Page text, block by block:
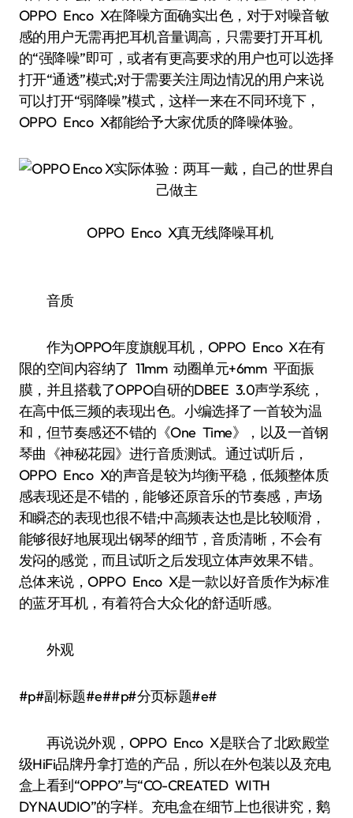
OPPO Enco X在降噪方面确实出色，对于对噪音敏
感的用户无需再把耳机音量调高，只需要打开耳机
的“强降噪”即可，或者有更高要求的用户也可以选择
打开“通透”模式;对于需要关注周边情况的用户来说
可以打开“弱降噪”模式，这样一来在不同环境下，
OPPO Enco X都能给予大家优质的降噪体验。
OPPO Enco X真无线降噪耳机
音质
作为OPPO年度旗舰耳机，OPPO Enco X在有
限的空间内容纳了 11mm 动圈单元+6mm 平面振
膜，并且搭载了OPPO自研的DBEE 3.0声学系统，
在高中低三频的表现出色。小编选择了一首较为温
和，但节奏感还不错的《One Time》，以及一首钢
琴曲《神秘花园》进行音质测试。通过试听后，
OPPO Enco X的声音是较为均衡平稳，低频整体质
感表现还是不错的，能够还原音乐的节奏感，声场
和瞬态的表现也很不错;中高频表达也是比较顺滑，
能够很好地展现出钢琴的细节，音质清晰，不会有
发闷的感觉，而且试听之后发现立体声效果不错。
总体来说，OPPO Enco X是一款以好音质作为标准
的蓝牙耳机，有着符合大众化的舒适听感。
外观
#p#副标题#e##p#分页标题#e#
再说说外观，OPPO Enco X是联合了北欧殿堂
级HiFi品牌丹拿打造的产品，所以在外包装以及充电
盒上看到“OPPO”与“CO-CREATED WITH
DYNAUDIO”的字样。充电盒在细节上也很讲究，鹅